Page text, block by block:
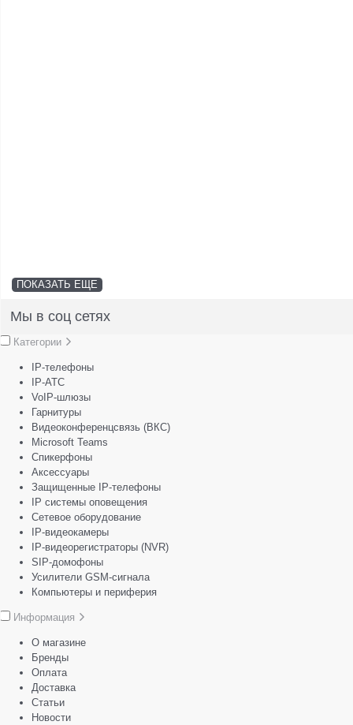
ПОКАЗАТЬ ЕЩЕ
Мы в соц сетях
Категории
IP-телефоны
IP-АТС
VoIP-шлюзы
Гарнитуры
Видеоконференцсвязь (ВКС)
Microsoft Teams
Спикерфоны
Аксессуары
Защищенные IP-телефоны
IP системы оповещения
Сетевое оборудование
IP-видеокамеры
IP-видеорегистраторы (NVR)
SIP-домофоны
Усилители GSM-сигнала
Компьютеры и периферия
Информация
О магазине
Бренды
Оплата
Доставка
Статьи
Новости